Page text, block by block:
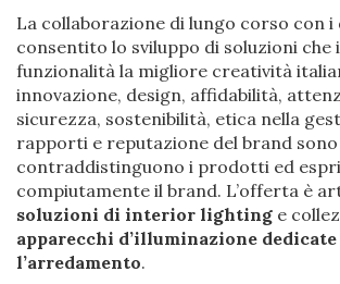
La collaborazione di lungo corso con i
consentito lo sviluppo di soluzioni che
funzionalità la migliore creatività
innovazione, design, affidabilità,
sicurezza, sostenibilità, etica nella
rapporti e reputazione del brand
contraddistinguono i prodotti ed
compiutamente il brand. L’offerta è
soluzioni di interior lighting e
apparecchi d’illuminazione
l’arredamento.